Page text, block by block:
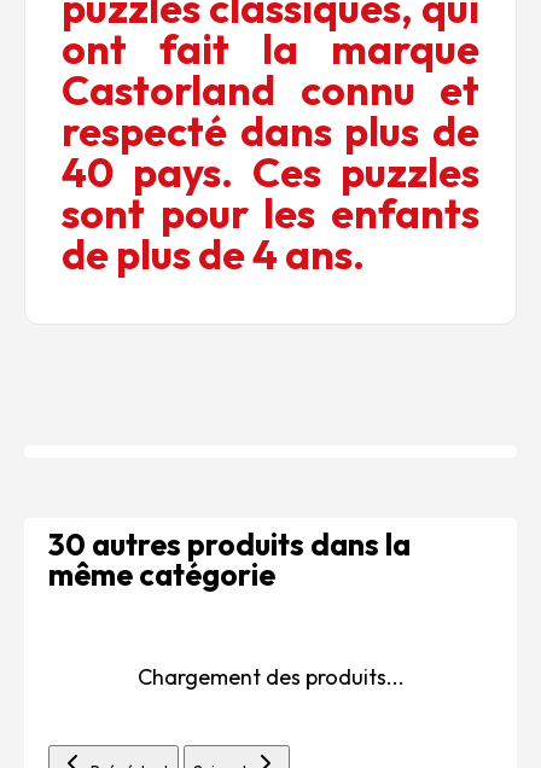
ont fait la marque
Castorland connu et
respecté dans plus de
40 pays. Ces puzzles
sont pour les enfants
de plus de 4 ans.
30 autres produits dans la
même catégorie
Chargement des produits...